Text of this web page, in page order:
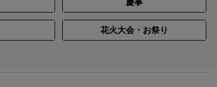
慶事
花火大会・お祭り